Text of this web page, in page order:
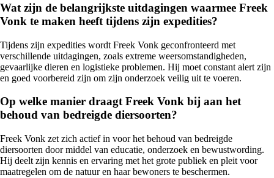
Wat zijn de belangrijkste uitdagingen waarmee Freek
Vonk te maken heeft tijdens zijn expedities?
Tijdens zijn expedities wordt Freek Vonk geconfronteerd met
verschillende uitdagingen, zoals extreme weersomstandigheden,
gevaarlijke dieren en logistieke problemen. Hij moet constant alert zijn
en goed voorbereid zijn om zijn onderzoek veilig uit te voeren.
Op welke manier draagt Freek Vonk bij aan het
behoud van bedreigde diersoorten?
Freek Vonk zet zich actief in voor het behoud van bedreigde
diersoorten door middel van educatie, onderzoek en bewustwording.
Hij deelt zijn kennis en ervaring met het grote publiek en pleit voor
maatregelen om de natuur en haar bewoners te beschermen.